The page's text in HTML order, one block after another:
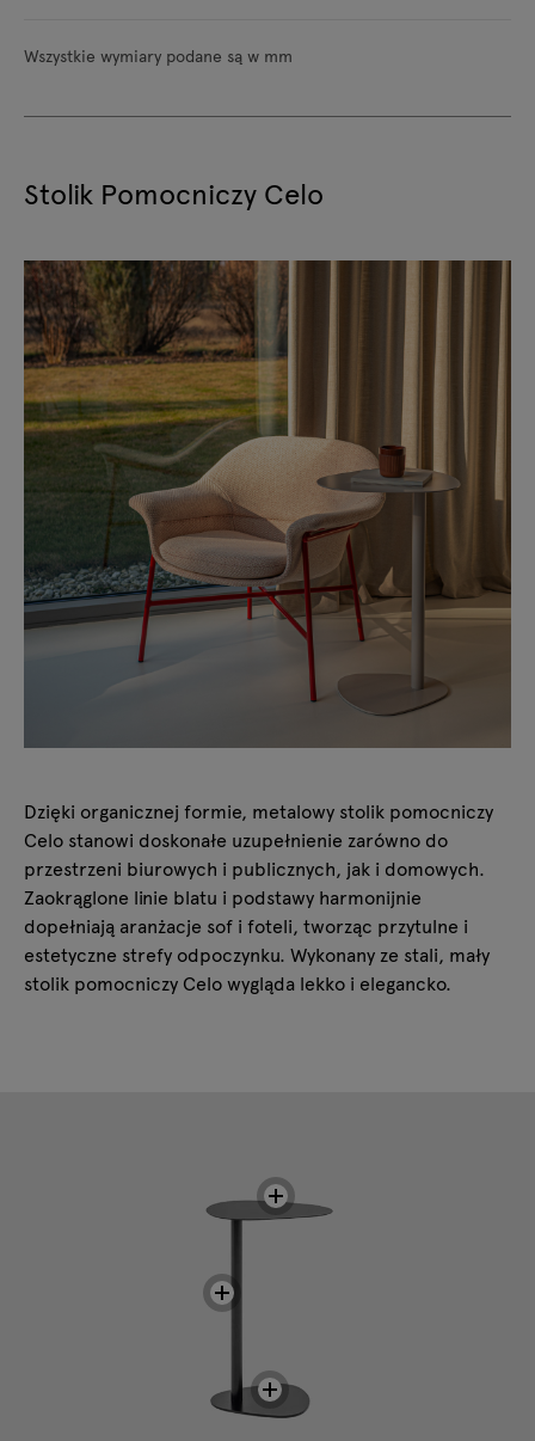
Wszystkie wymiary podane są w mm
Stolik Pomocniczy Celo
Dzięki organicznej formie, metalowy stolik pomocniczy
Celo stanowi doskonałe uzupełnienie zarówno do
przestrzeni biurowych i publicznych, jak i domowych.
Zaokrąglone linie blatu i podstawy harmonijnie
dopełniają aranżacje sof i foteli, tworząc przytulne i
estetyczne strefy odpoczynku. Wykonany ze stali, mały
stolik pomocniczy Celo wygląda lekko i elegancko.